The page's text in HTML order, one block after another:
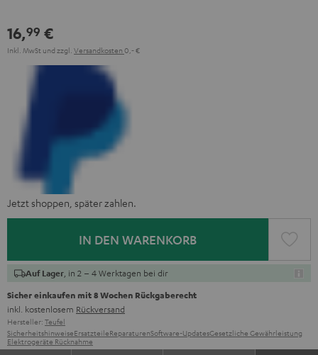
16,99 €
Inkl. MwSt und zzgl. Versandkosten 0,‐ €
Jetzt shoppen, später zahlen.
IN DEN WARENKORB
Auf Lager , in 2 – 4 Werktagen bei dir
Sicher einkaufen mit 8 Wochen Rückgaberecht
inkl. kostenlosem Rückversand
Hersteller: Teufel
SicherheitshinweiseErsatzteileReparaturenSoftware-UpdatesGesetzliche Gewährleistung
Elektrogeräte Rücknahme